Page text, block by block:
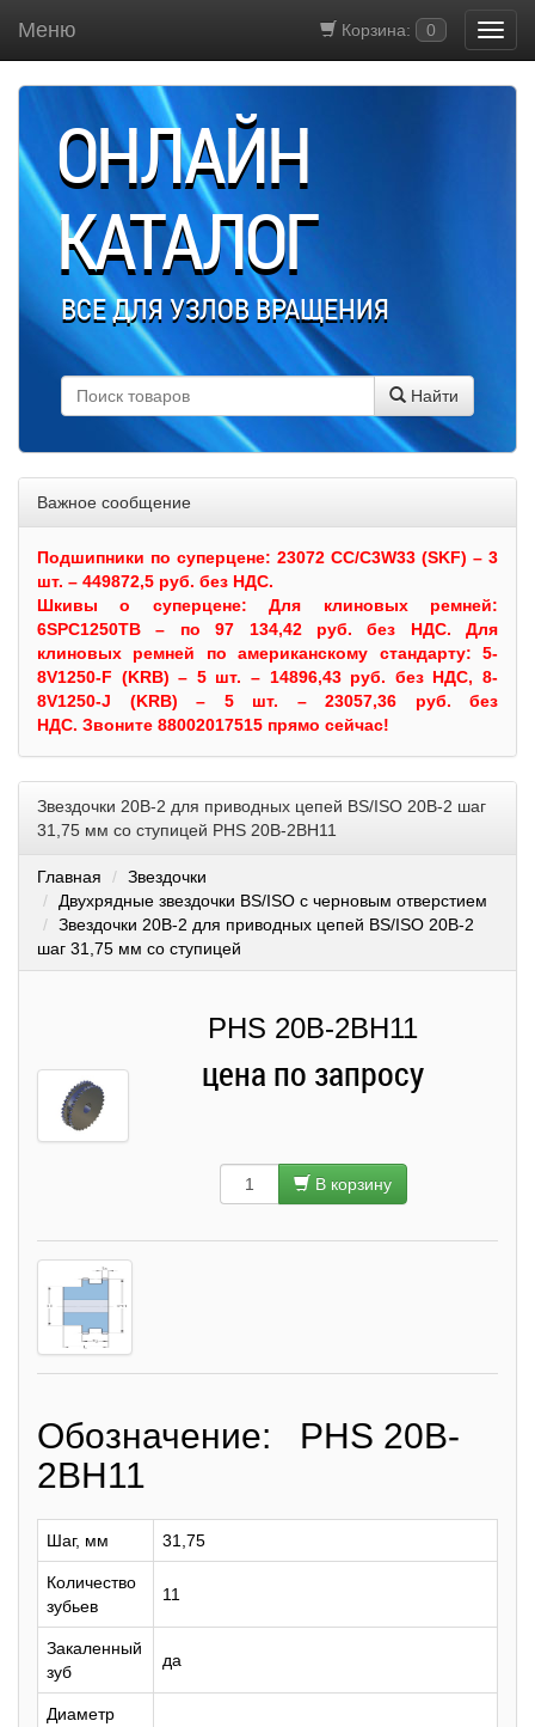
Корзина: 0
Меню
ОНЛАЙН
КАТАЛОГ
ВСЕ ДЛЯ УЗЛОВ ВРАЩЕНИЯ
Найти
Важное сообщение
Подшипники по суперцене: 23072 CC/C3W33 (SKF) – 3
шт. – 449872,5 руб. без НДС.
Шкивыо суперцене:Для клиновых ремней:
6SPC1250TB – по 97 134,42 руб. без НДС. Для
клиновых ремней по американскому стандарту: 5-
8V1250-F (KRB) – 5 шт. – 14896,43 руб. без НДС, 8-
8V1250-J (KRB) – 5 шт. – 23057,36 руб. без
НДС. Звоните 88002017515 прямо сейчас!
Звездочки 20B-2 для приводных цепей BS/ISO 20B-2 шаг
31,75 мм со ступицей PHS 20B-2BH11
Главная
Звездочки
Двухрядные звездочки BS/ISO с черновым отверстием
Звездочки 20B-2 для приводных цепей BS/ISO 20B-2
шаг 31,75 мм со ступицей
PHS 20B-2BH11
цена по запросу
В корзину
Обозначение: PHS 20B-
2BH11
Шаг, мм 31,75
Количество
зубьев
11
Закаленный
зуб
да
Диаметр